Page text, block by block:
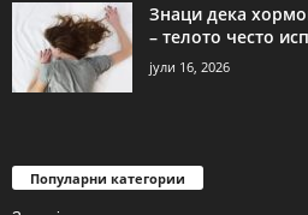
Знаци дека
– телото често
јули 16, 2026
Популарни категории